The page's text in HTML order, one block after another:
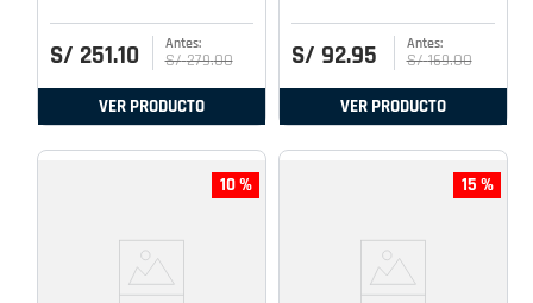
S/ 251.10 S/ 279.00
VER PRODUCTO
S/ 92.95 S/ 169.00
VER PRODUCTO
10 % 15 %